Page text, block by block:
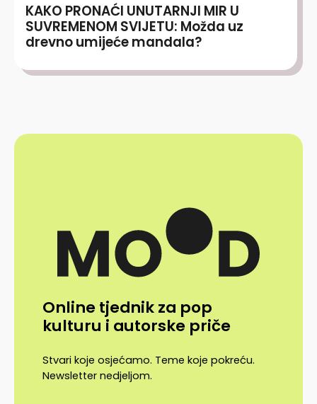
KAKO PRONAĆI UNUTARNJI MIR U
SUVREMENOM SVIJETU: Možda uz
drevno umijeće mandala?
Online tjednik za pop
kulturu i autorske priče
Stvari koje osjećamo. Teme koje pokreću.
Newsletter nedjeljom.